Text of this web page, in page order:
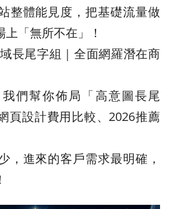
整體能見度，把基礎流量做
「無所不在」！
長尾字組｜全面網羅潛在商
們幫你佈局「高意圖長尾
頁設計費用比較、2026推薦
，進來的客戶需求最明確，